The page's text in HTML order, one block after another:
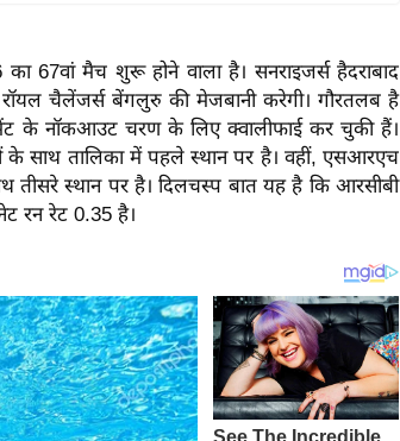
67वां मैच शुरू होने वाला है। सनराइजर्स हैदराबाद
रॉयल चैलेंजर्स बेंगलुरु की मेजबानी करेगी। गौरतलब है
के नॉकआउट चरण के लिए क्वालीफाई कर चुकी हैं।
साथ तालिका में पहले स्थान पर है। वहीं, एसआरएच
स्थान पर है। दिलचस्प बात यह है कि आरसीबी
रन रेट 0.35 है।